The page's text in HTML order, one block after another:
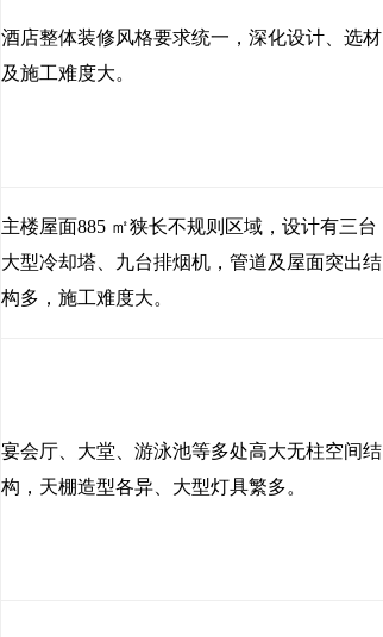
酒店整体装修风格要求统一，深化设计、选材
及施工难度大。
主楼屋面885 ㎡狭长不规则区域，设计有三台
大型冷却塔、九台排烟机，管道及屋面突出结
构多，施工难度大。
宴会厅、大堂、游泳池等多处高大无柱空间结
构，天棚造型各异、大型灯具繁多。